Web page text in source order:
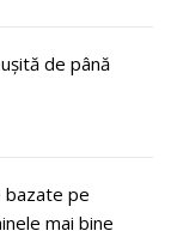
de până
bazate pe
mai bine